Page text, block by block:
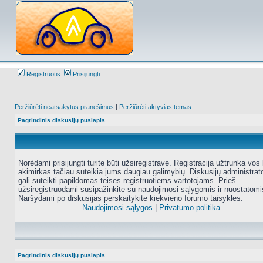
Registruotis Prisijungti
Peržiūrėti neatsakytus pranešimus | Peržiūrėti aktyvias temas
Pagrindinis diskusijų puslapis
Norėdami prisijungti turite būti užsiregistravę. Registracija užtrunka vos
akimirkas tačiau suteikia jums daugiau galimybių. Diskusijų
gali suteikti papildomas teises registruotiems vartotojams. Prieš
užsiregistruodami susipažinkite su naudojimosi sąlygomis ir
Naršydami po diskusijas perskaitykite kiekvieno forumo taisykles.
Naudojimosi sąlygos
Privatumo politika
Pagrindinis diskusijų puslapis